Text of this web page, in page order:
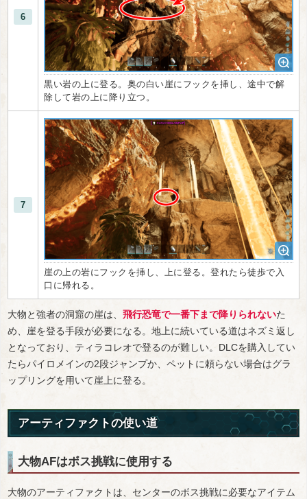
6
黒い岩の上に登る。奥の白い崖にフックを挿し、途中で解
除して岩の上に降り立つ。
7
崖の上の岩にフックを挿し、上に登る。登れたら徒歩で入
口に帰れる。
大物と強者の洞窟の崖は、 飛行恐竜で一番下まで降りられないた
め、崖を登る手段が必要になる。地上に続いている道はネズミ返し
となっており、ティラコレオで登るのが難しい。DLCを購入してい
たらパイロメインの2段ジャンプか、ペットに頼らない場合はグラ
ップリングを用いて崖上に登る。
アーティファクトの使い道
大物AFはボス挑戦に使用する
大物のアーティファクトは、センターのボス挑戦に必要なアイテム